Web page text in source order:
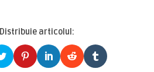
Distribuie articolul: